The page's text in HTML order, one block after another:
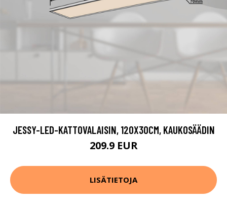
JESSY-LED-KATTOVALAISIN, 120X30CM, KAUKOSÄÄDIN
209.9 EUR
LISÄTIETOJA